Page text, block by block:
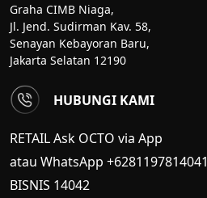
Graha CIMB Niaga,
Jl. Jend. Sudirman Kav. 58,
Senayan Kebayoran Baru,
Jakarta Selatan 12190
HUBUNGI KAMI
RETAIL Ask OCTO via App
atau WhatsApp +6281197814041
BISNIS 14042